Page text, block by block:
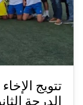
تتويج
الدرجة الثانية